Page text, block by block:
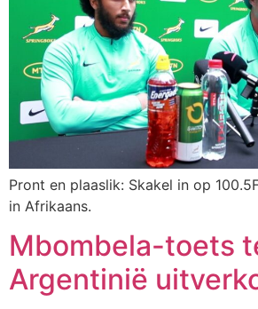
Pront en plaaslik: Skakel in op
in Afrikaans.
Mbombela-toets
Argentinië